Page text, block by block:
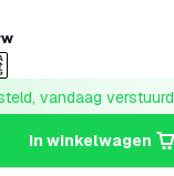
vandaag verstuurd
in winkelwagen